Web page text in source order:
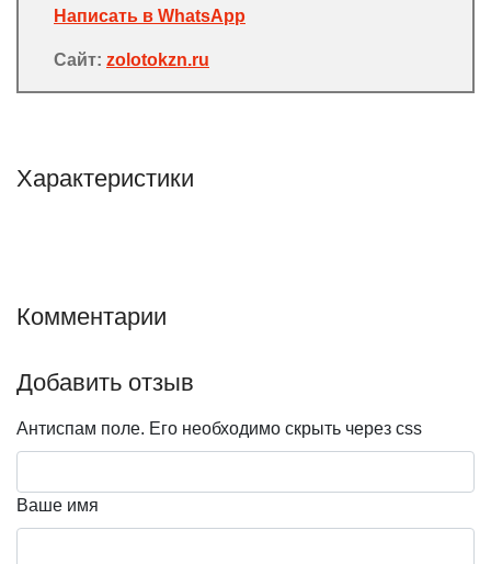
Написать в WhatsApp
Сайт: zolotokzn.ru
Характеристики
Комментарии
Добавить отзыв
Антиспам поле. Его необходимо скрыть через css
Ваше имя